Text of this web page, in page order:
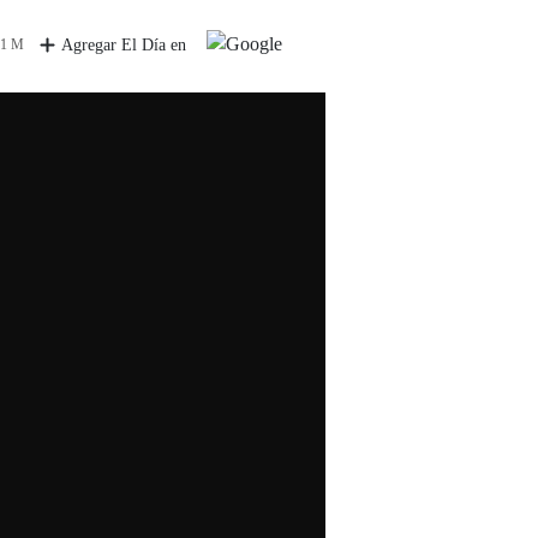
M Agregar El Día en